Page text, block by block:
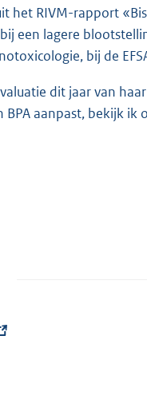
het RIVM-rapport
een lagere
bij de
dit jaar van
aanpast, bekijk ik